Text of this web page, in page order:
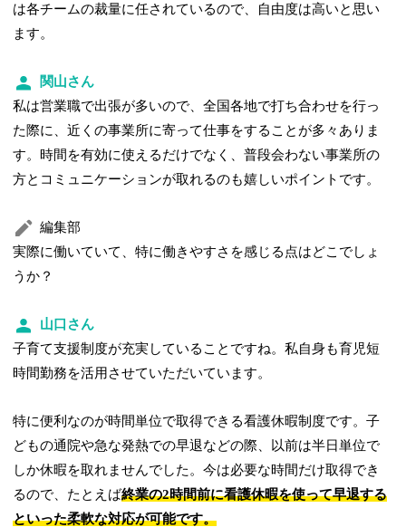
は各チームの裁量に任されているので、自由度は高いと思い
ます。
関山さん
私は営業職で出張が多いので、全国各地で打ち合わせを行っ
た際に、近くの事業所に寄って仕事をすることが多々ありま
す。時間を有効に使えるだけでなく、普段会わない事業所の
方とコミュニケーションが取れるのも嬉しいポイントです。
編集部
実際に働いていて、特に働きやすさを感じる点はどこでしょ
うか？
山口さん
子育て支援制度が充実していることですね。私自身も育児短
時間勤務を活用させていただいています。
特に便利なのが時間単位で取得できる看護休暇制度です。子
どもの通院や急な発熱での早退などの際、以前は半日単位で
しか休暇を取れませんでした。今は必要な時間だけ取得でき
るので、たとえば終業の2時間前に看護休暇を使って早退する
といった柔軟な対応が可能です。